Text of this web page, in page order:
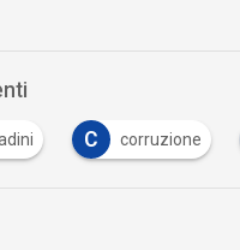
C corruzione